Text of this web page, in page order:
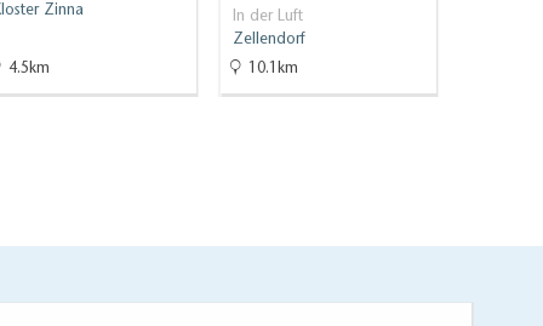
Zinna
4.5km
In der Luft
Zellendorf
10.1km